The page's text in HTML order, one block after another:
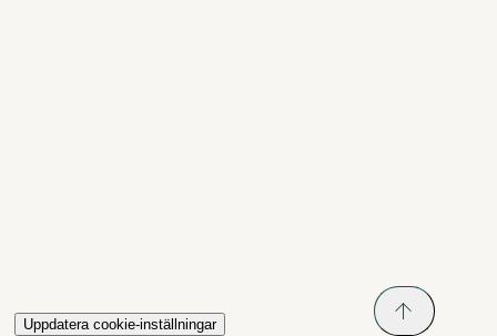
Uppdatera cookie-inställningar